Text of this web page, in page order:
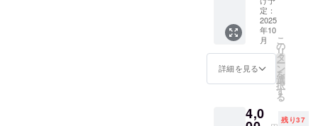
まつり
2025 開
催日
時：
10月5日
（日）
10:30～
所：パ
製 本体
サイ
ズ：43
㎜×32㎜
※送料、
消費税
い、安
心でき
る場所
を表現
してい
ます。
ルな加
ジナル
キーホ
ダー。
車のイ
ラスト
がかわ
いくて
めで
す。 素
定：
2025
年10
月
詳細を見る
こ
の
リ
タ
ー
ン
を
選
択
す
る
4,0 残り37